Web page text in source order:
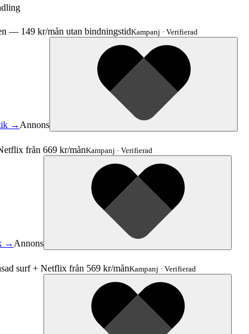
— 149 kr/mån utan bindningstidKampanj · Verifierad
→ Annons
från 669 kr/månKampanj · Verifierad
→ Annons
surf + Netflix från 569 kr/månKampanj · Verifierad